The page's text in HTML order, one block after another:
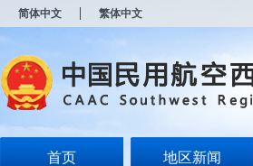
简体中文 繁体中文
首页 地区新闻
开
无
障
说